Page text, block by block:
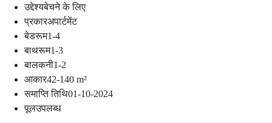
उद्देश्यबेचने के लिए
प्रकारअपार्टमेंट
बेडरूम1-4
बाथरूम1-3
बालकनी1-2
आकार42-140 m²
समाप्ति तिथि01-10-2024
पूलउपलब्ध